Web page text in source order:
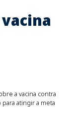
a vacina contra
atingir a meta